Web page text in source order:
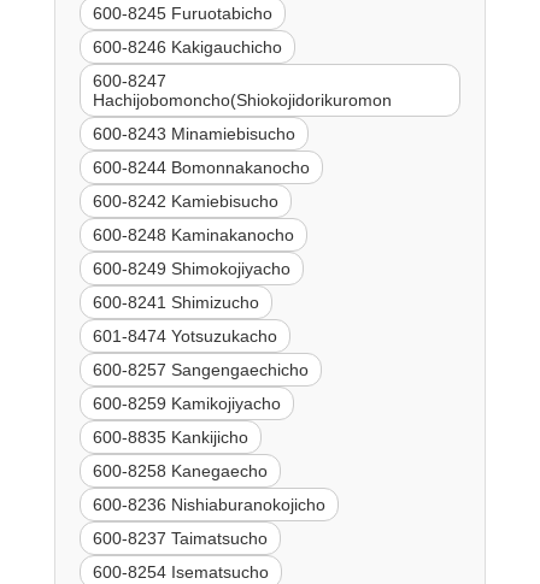
600-8245 Furuotabicho
600-8246 Kakigauchicho
600-8247
Hachijobomoncho(Shiokojidorikuromon
600-8243 Minamiebisucho
600-8244 Bomonnakanocho
600-8242 Kamiebisucho
600-8248 Kaminakanocho
600-8249 Shimokojiyacho
600-8241 Shimizucho
601-8474 Yotsuzukacho
600-8257 Sangengaechicho
600-8259 Kamikojiyacho
600-8835 Kankijicho
600-8258 Kanegaecho
600-8236 Nishiaburanokojicho
600-8237 Taimatsucho
600-8254 Isematsucho